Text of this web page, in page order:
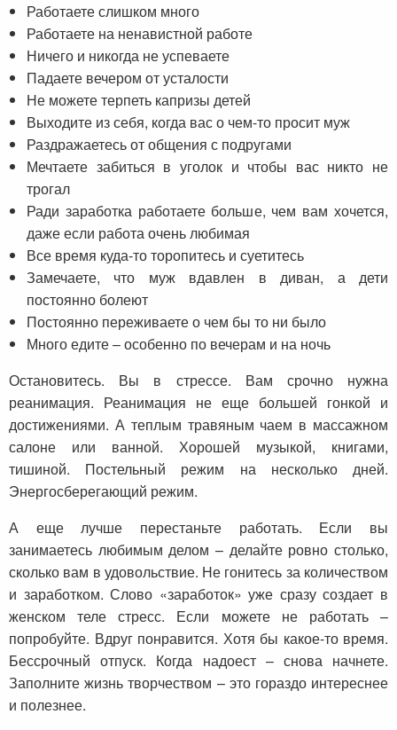
Работаете слишком много
Работаете на ненавистной работе
Ничего и никогда не успеваете
Падаете вечером от усталости
Не можете терпеть капризы детей
Выходите из себя, когда вас о чем-то просит муж
Раздражаетесь от общения с подругами
Мечтаете забиться в уголок и чтобы вас никто не
трогал
Ради заработка работаете больше, чем вам хочется,
даже если работа очень любимая
Все время куда-то торопитесь и суетитесь
Замечаете, что муж вдавлен в диван, а дети
постоянно болеют
Постоянно переживаете о чем бы то ни было
Много едите – особенно по вечерам и на ночь
Остановитесь. Вы в стрессе. Вам срочно нужна
реанимация. Реанимация не еще большей гонкой и
достижениями. А теплым травяным чаем в массажном
салоне или ванной. Хорошей музыкой, книгами,
тишиной. Постельный режим на несколько дней.
Энергосберегающий режим.
А еще лучше перестаньте работать. Если вы
занимаетесь любимым делом – делайте ровно столько,
сколько вам в удовольствие. Не гонитесь за количеством
и заработком. Слово «заработок» уже сразу создает в
женском теле стресс. Если можете не работать –
попробуйте. Вдруг понравится. Хотя бы какое-то время.
Бессрочный отпуск. Когда надоест – снова начнете.
Заполните жизнь творчеством – это гораздо интереснее
и полезнее.